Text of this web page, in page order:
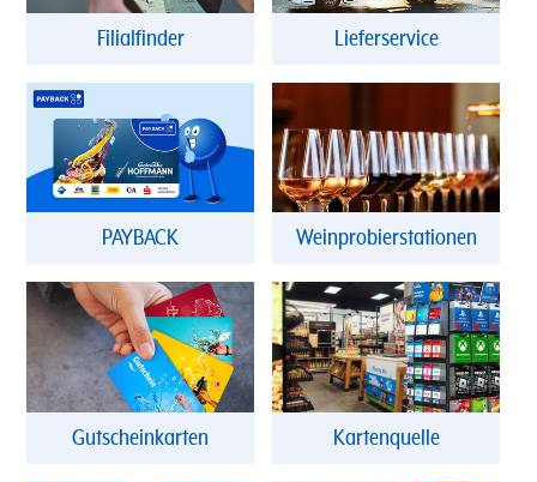
Filialfinder Lieferservice
PAYBACK Weinprobierstationen
Gutscheinkarten Kartenquelle